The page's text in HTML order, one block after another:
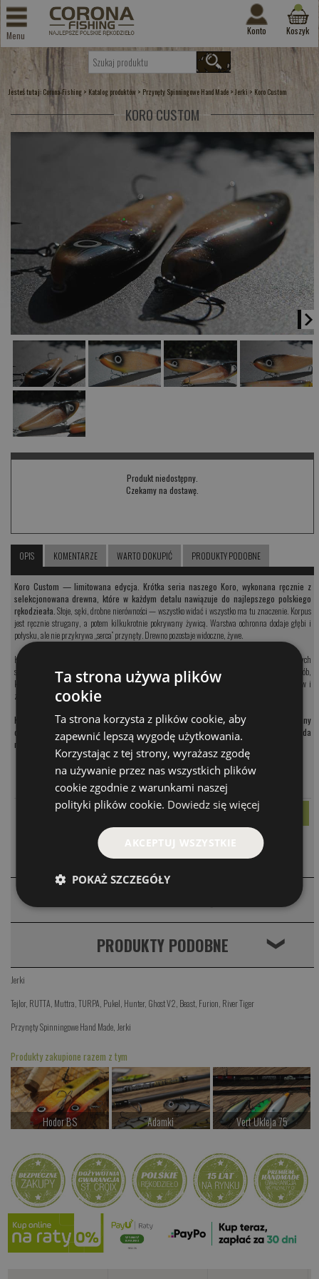
Menu Konto Koszyk
Jesteś tutaj: Corona-Fishing > Katalog produktów > Przynęty Spinningowe Hand Made > Jerki> Koro Custom
KORO CUSTOM
Produkt niedostępny.
Czekamy na dostawę.
OPIS KOMENTARZE WARTO DOKUPIĆ PRODUKTY PODOBNE
Koro Custom — limitowana edycja. Krótka seria naszego Koro, wykonana ręcznie z
selekcjonowana drewna, które w każdym detalu nawiązuje do najlepszego polskiego
rękodzieała. Słoje, sęki, drobne nierówności — wszystko widać i wszystko ma tu znaczenie. Korpus
jest ręcznie strugany, a potem kilkukrotnie pokrywany żywicą. Warstwa ochronna dodaje głębi i
połysku, ale nie przykrywa „serca” przynęty. Drewno pozostaje widoczne, żywe.
Każdy egzemplarz różni się układem słojów i rysunkiem materiału. Nie ma dwóch takich samych
sztuk i nie będzie. Po wyprzedaniu partii nie odtworzymy identycznego wzoru. To przynęta dla osób,
które chcą mieć w pudełku rzecz jedyną, nie masową. To wyjątkowy rarytas dla kolekcjonerów i
zbieraczy przynęt
Koro Custom jest pełnowartościowym jerkiem Koro w wersji ekskluzywnej: dopracowany
detal, ręczna selekcja, wykończenie bez kompromisów. Jednak przyznajemy, że szkoda
nim łowić drapieżne szczupaki ;)
CENA
247.00 PLN
KOMENTARZE ❮
PRODUKTY PODOBNE ❮
Jerki
Tejlor, RUTTA Muttra ,TURPA Pukel Hunter, Ghost V2 Beast Furion River Tiger
Przynęty Spinningowe Hand Made Jerki
Produkty zakupione razem z tym
Hodor BS
Kup teraz >
Adamki
Kup teraz >
Vert Ukleja 75
Kup teraz >
Ta strona używa plików
cookie
Ta strona korzysta z plików cookie, aby
zapewnić lepszą wygodę użytkowania.
Korzystając z tej strony, wyrażasz zgodę
na używanie przez nas wszystkich plików
cookie zgodnie z warunkami naszej
polityki plików cookie. Dowiedz się więcej
AKCEPTUJ WSZYSTKIE
POKAŻ SZCZEGÓŁY